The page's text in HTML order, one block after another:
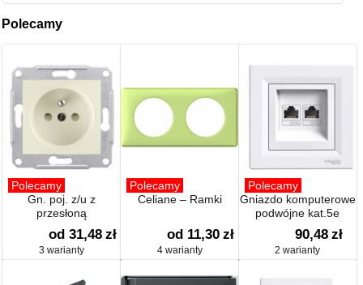
Polecamy
Polecamy
Gn. poj. z/u z
przesłoną
od 31,48 zł
3 warianty
Polecamy
Celiane – Ramki
od 11,30 zł
4 warianty
Polecamy
Gniazdo komputerowe
podwójne kat.5e
90,48 zł
2 warianty